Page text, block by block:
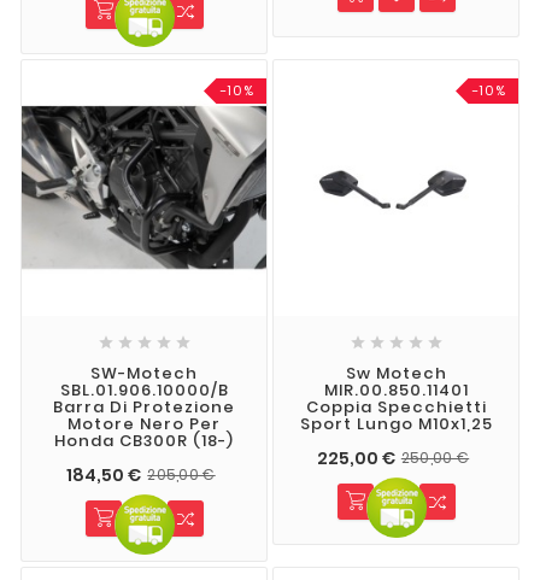
-10%
    
SW-Motech
SBL.01.906.10000/B
Barra Di Protezione
Motore Nero Per
Honda CB300R (18-)
184,50 € 205,00 €
-10%
    
Sw Motech
MIR.00.850.11401
Coppia Specchietti
Sport Lungo M10x1,25
225,00 € 250,00 €